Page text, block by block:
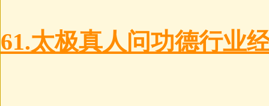
61.太极真人问功德行业